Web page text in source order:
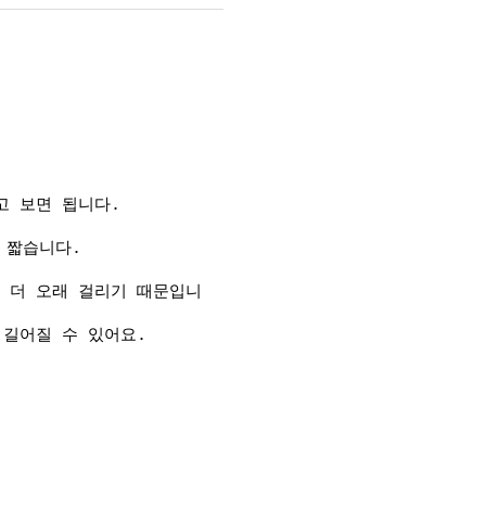
보면 됩니다.
습니다.
더 오래 걸리기 때문입니
어질 수 있어요.